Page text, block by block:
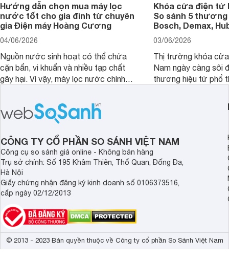
Hướng dẫn chọn mua máy lọc
nước tốt cho gia đình từ chuyên
gia Điện máy Hoàng Cương
04/06/2026
Nguồn nước sinh hoạt có thể chứa
cặn bẩn, vi khuẩn và nhiều tạp chất
gây hại. Vì vậy, máy lọc nước chính
sạch cho cả gia đình.
Khóa cửa điện tử
So sánh 5 thương
Bosch, Demax,
03/06/2026
Thị trường khóa
Nam ngày càng sôi
thương hiệu từ phổ
sẽ so sánh 5
Demax, Hubert và
CÔNG TY CỔ PHẦN SO SÁNH VIỆT NAM
Công cụ so sánh giá online - Không bán hàng
Trụ sở chính: Số 195 Khâm Thiên, Thổ Quan, Đống Đa,
Hà Nội
Giấy chứng nhận đăng ký kinh doanh số 0106373516,
cấp ngày 02/12/2013
© 2013 - 2023 Bản quyền thuộc về Công ty cổ phần So Sánh Việt Nam